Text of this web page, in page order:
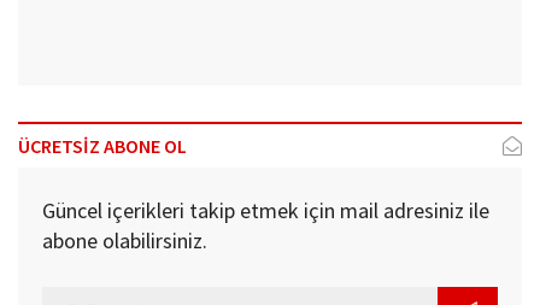
ÜCRETSİZ ABONE OL
Güncel içerikleri takip etmek için mail adresiniz ile
abone olabilirsiniz.